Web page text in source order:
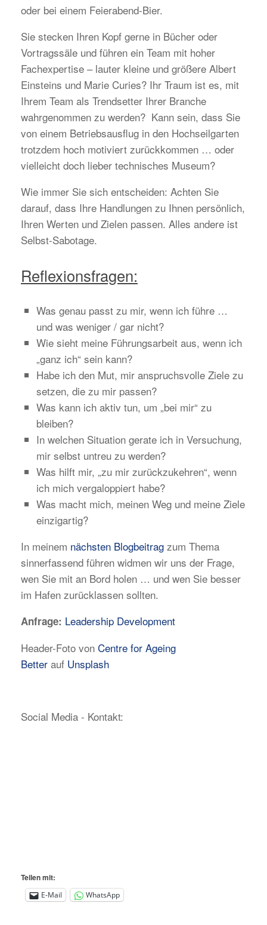
oder bei einem Feierabend-Bier.
Sie stecken Ihren Kopf gerne in Bücher oder
Vortragssäle und führen ein Team mit hoher
Fachexpertise – lauter kleine und größere Albert
Einsteins und Marie Curies? Ihr Traum ist es, mit
Ihrem Team als Trendsetter Ihrer Branche
wahrgenommen zu werden? Kann sein, dass Sie
von einem Betriebsausflug in den Hochseilgarten
trotzdem hoch motiviert zurückkommen … oder
vielleicht doch lieber technisches Museum?
Wie immer Sie sich entscheiden: Achten Sie
darauf, dass Ihre Handlungen zu Ihnen persönlich,
Ihren Werten und Zielen passen. Alles andere ist
Selbst-Sabotage.
Reflexionsfragen:
Was genau passt zu mir, wenn ich führe …
und was weniger / gar nicht?
Wie sieht meine Führungsarbeit aus, wenn ich
„ganz ich“ sein kann?
Habe ich den Mut, mir anspruchsvolle Ziele zu
setzen, die zu mir passen?
Was kann ich aktiv tun, um „bei mir“ zu
bleiben?
In welchen Situation gerate ich in Versuchung,
mir selbst untreu zu werden?
Was hilft mir, „zu mir zurückzukehren“, wenn
ich mich vergaloppiert habe?
Was macht mich, meinen Weg und meine Ziele
einzigartig?
In meinem nächsten Blogbeitrag zum Thema
sinnerfassend führen widmen wir uns der Frage,
wen Sie mit an Bord holen … und wen Sie besser
im Hafen zurücklassen sollten.
Anfrage: Leadership Development
Header-Foto von Centre for Ageing
Better auf Unsplash
Social Media - Kontakt:
Teilen mit:
E-Mail WhatsApp